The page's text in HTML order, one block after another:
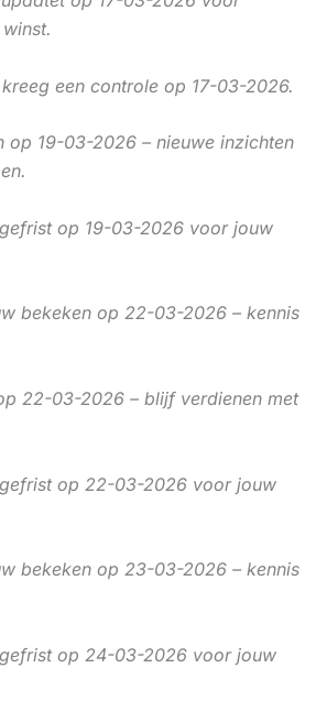
een controle op 17-03-2026.
op 19-03-2026 – nieuwe inzichten
op 19-03-2026 voor jouw
bekeken op 22-03-2026 – kennis
22-03-2026 – blijf verdienen met
op 22-03-2026 voor jouw
bekeken op 23-03-2026 – kennis
op 24-03-2026 voor jouw